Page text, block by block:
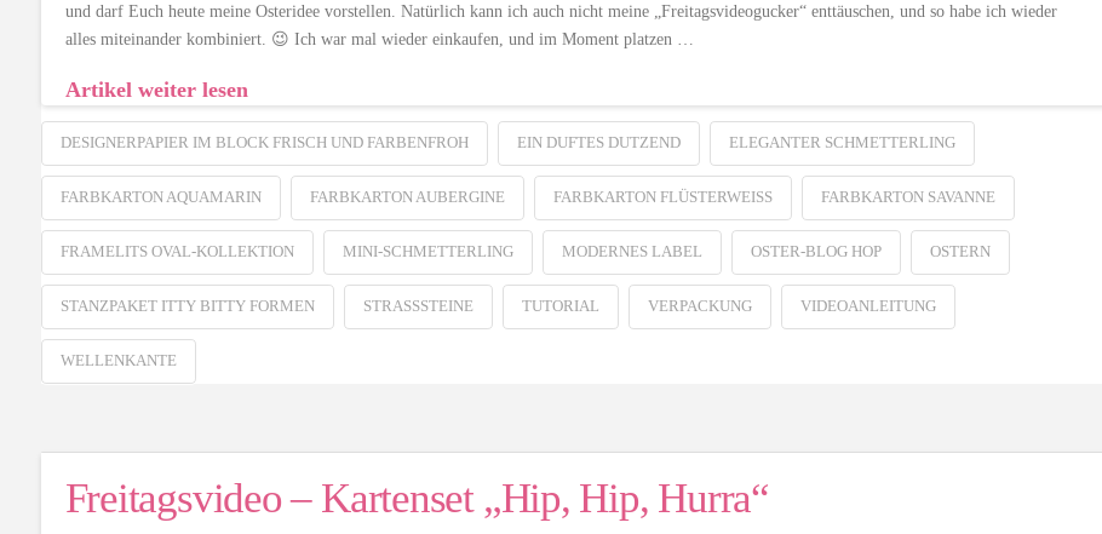
und darf Euch heute meine Osteridee vorstellen. Natürlich kann ich auch nicht meine „Freitagsvideogucker“ enttäuschen, und so habe ich wieder
alles miteinander kombiniert. 😉 Ich war mal wieder einkaufen, und im Moment platzen …
Artikel weiter lesen
DESIGNERPAPIER IM BLOCK FRISCH UND FARBENFROH EIN DUFTES DUTZEND ELEGANTER SCHMETTERLING
FARBKARTON AQUAMARIN FARBKARTON AUBERGINE FARBKARTON FLÜSTERWEISS FARBKARTON SAVANNE
FRAMELITS OVAL-KOLLEKTION MINI-SCHMETTERLING MODERNES LABEL OSTER-BLOG HOP OSTERN
STANZPAKET ITTY BITTY FORMEN STRASSSTEINE TUTORIAL VERPACKUNG VIDEOANLEITUNG
WELLENKANTE
Freitagsvideo – Kartenset „Hip, Hip, Hurra“